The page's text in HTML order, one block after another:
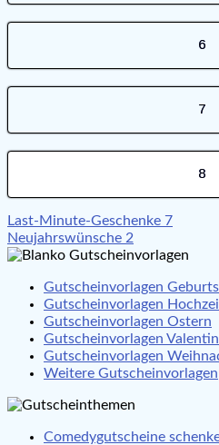
6
7
8
Beitragsnavigation
Last-Minute-Geschenke 7
Neujahrswünsche 2
Gutscheinvorlagen
Gutscheinvorlagen
Gutscheinvorlagen Ostern
Gutscheinvorlagen
Gutscheinvorlagen
Weitere Gutscheinvorlagen
Comedygutscheine